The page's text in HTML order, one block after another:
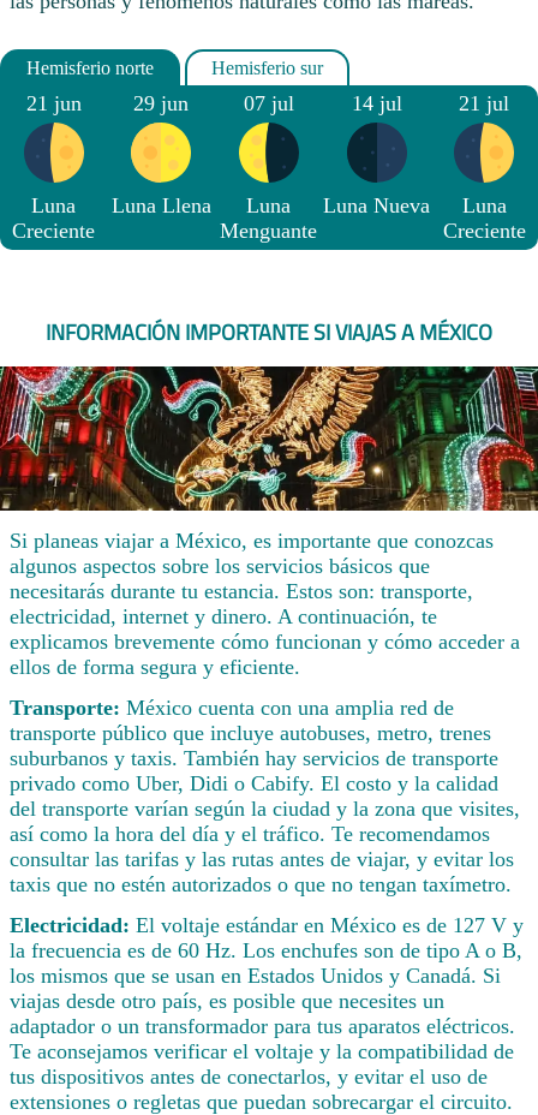
21 jun
Luna
Creciente
29 jun
Luna Llena
07 jul
Luna
Menguante
14 jul
Luna Nueva
21 jul
Luna
Creciente
INFORMACIÓN IMPORTANTE SI VIAJAS A MÉXICO
Si planeas viajar a México, es importante que conozcas
algunos aspectos sobre los servicios básicos que
necesitarás durante tu estancia. Estos son: transporte,
electricidad, internet y dinero. A continuación, te
explicamos brevemente cómo funcionan y cómo acceder a
ellos de forma segura y eficiente.
Transporte: México cuenta con una amplia red de
transporte público que incluye autobuses, metro, trenes
suburbanos y taxis. También hay servicios de transporte
privado como Uber, Didi o Cabify. El costo y la calidad
del transporte varían según la ciudad y la zona que visites,
así como la hora del día y el tráfico. Te recomendamos
consultar las tarifas y las rutas antes de viajar, y evitar los
taxis que no estén autorizados o que no tengan taxímetro.
Electricidad: El voltaje estándar en México es de 127 V y
la frecuencia es de 60 Hz. Los enchufes son de tipo A o B,
los mismos que se usan en Estados Unidos y Canadá. Si
viajas desde otro país, es posible que necesites un
adaptador o un transformador para tus aparatos eléctricos.
Te aconsejamos verificar el voltaje y la compatibilidad de
tus dispositivos antes de conectarlos, y evitar el uso de
extensiones o regletas que puedan sobrecargar el circuito.